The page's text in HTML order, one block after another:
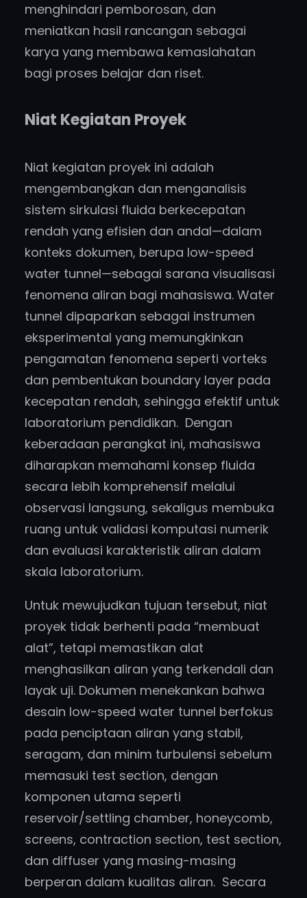
menghindari pemborosan, dan
meniatkan hasil rancangan sebagai
karya yang membawa kemaslahatan
bagi proses belajar dan riset.
Niat Kegiatan Proyek
Niat kegiatan proyek ini adalah
mengembangkan dan menganalisis
sistem sirkulasi fluida berkecepatan
rendah yang efisien dan andal—dalam
konteks dokumen, berupa low-speed
water tunnel—sebagai sarana visualisasi
fenomena aliran bagi mahasiswa. Water
tunnel dipaparkan sebagai instrumen
eksperimental yang memungkinkan
pengamatan fenomena seperti vorteks
dan pembentukan boundary layer pada
kecepatan rendah, sehingga efektif untuk
laboratorium pendidikan. Dengan
keberadaan perangkat ini, mahasiswa
diharapkan memahami konsep fluida
secara lebih komprehensif melalui
observasi langsung, sekaligus membuka
ruang untuk validasi komputasi numerik
dan evaluasi karakteristik aliran dalam
skala laboratorium.
Untuk mewujudkan tujuan tersebut, niat
proyek tidak berhenti pada “membuat
alat”, tetapi memastikan alat
menghasilkan aliran yang terkendali dan
layak uji. Dokumen menekankan bahwa
desain low-speed water tunnel berfokus
pada penciptaan aliran yang stabil,
seragam, dan minim turbulensi sebelum
memasuki test section, dengan
komponen utama seperti
reservoir/settling chamber, honeycomb,
screens, contraction section, test section,
dan diffuser yang masing-masing
berperan dalam kualitas aliran. Secara